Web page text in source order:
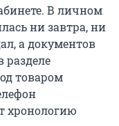
В личном
ни завтра, ни
а документов
разделе
товаром
хронологию